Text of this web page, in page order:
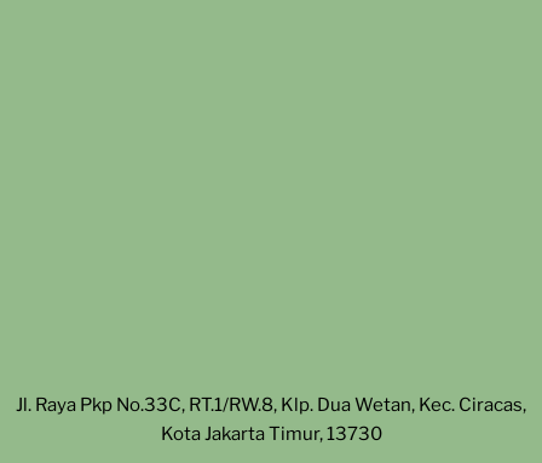
Jl. Raya Pkp No.33C, RT.1/RW.8, Klp. Dua Wetan, Kec. Ciracas,
Kota Jakarta Timur, 13730